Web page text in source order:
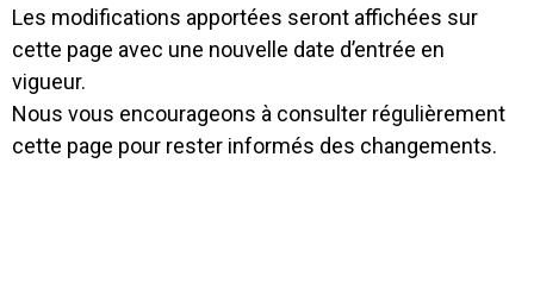
Les modifications apportées seront affichées sur
cette page avec une nouvelle date d’entrée en
vigueur.
Nous vous encourageons à consulter régulièrement
cette page pour rester informés des changements.